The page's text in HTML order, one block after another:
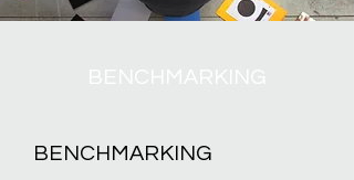
BENCHMARKING